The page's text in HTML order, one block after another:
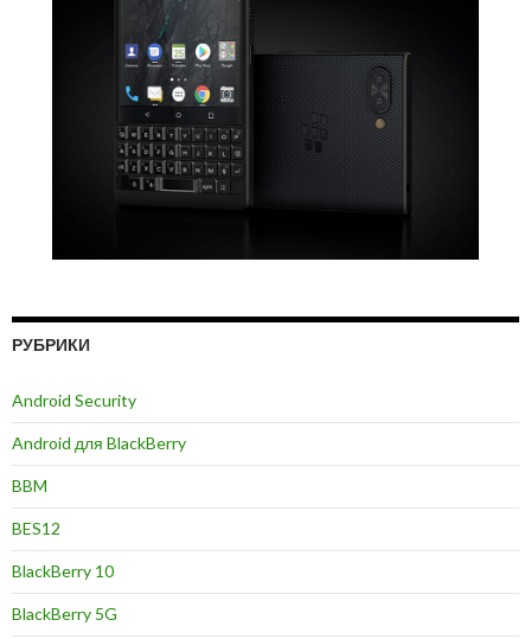
РУБРИКИ
Android Security
Android для BlackBerry
BBM
BES12
BlackBerry 10
BlackBerry 5G